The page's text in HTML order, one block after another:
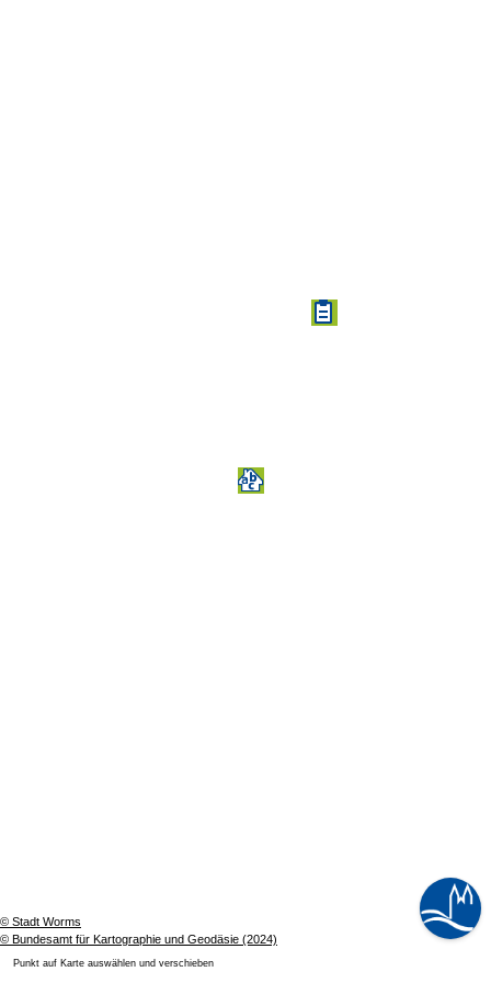
Punkt auf Karte auswählen und verschieben
© Bundesamt für Kartographie und Geodäsie (2024)
© Stadt Worms